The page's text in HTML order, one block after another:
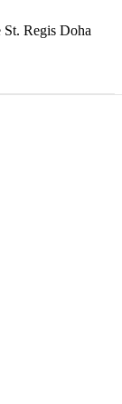
Regis Doha